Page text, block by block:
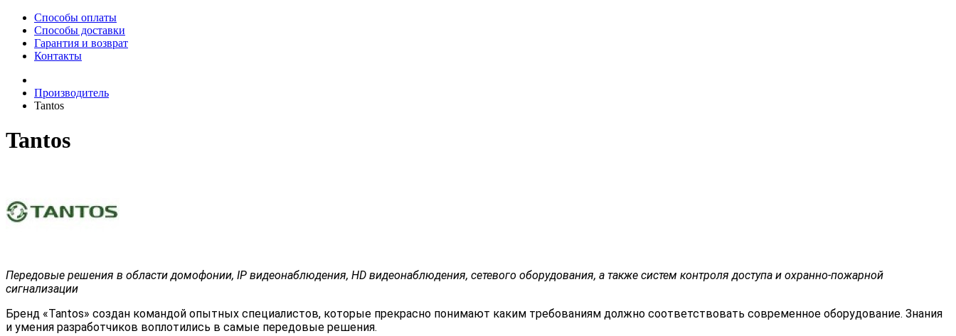
Способы оплаты
Способы доставки
Гарантия и возврат
Контакты
Производитель
Tantos
Tantos
Передовые решения в области домофонии, IP видеонаблюдения, HD видеонаблюдения, сетевого оборудования, а также систем контроля доступа и охранно-пожарной
сигнализации
Бренд «Tantos» создан командой опытных специалистов, которые прекрасно понимают каким требованиям должно соответствовать современное оборудование. Знания
и умения разработчиков воплотились в самые передовые решения.